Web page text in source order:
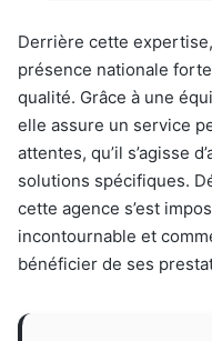
Derrière cette expertise,
présence nationale
qualité. Grâce à une
elle assure un service
attentes, qu’il s’agisse
solutions spécifiques.
cette agence s’est
incontournable et
bénéficier de ses